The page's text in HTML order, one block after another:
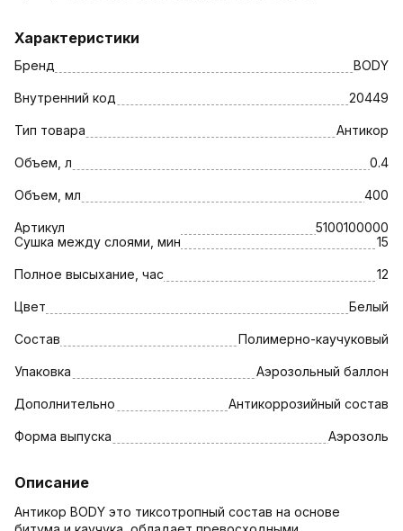
Характеристики
Бренд BODY
Внутренний код 20449
Тип товара Антикор
Объем, л 0.4
Объем, мл 400
Артикул
5100100000
Сушка между слоями, мин
15
Полное высыхание, час 12
Цвет Белый
Состав Полимерно-каучуковый
Упаковка Аэрозольный баллон
Дополнительно Антикоррозийный состав
Форма выпуска Аэрозоль
Описание
Антикор BODY это тиксотропный состав на основе